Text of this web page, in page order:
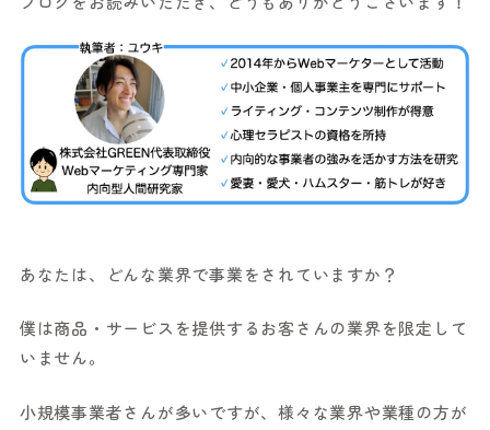
あなたは、どんな業界で事業をされていますか？
僕は商品・サービスを提供するお客さんの業界を限定して
いません。
小規模事業者さんが多いですが、様々な業界や業種の方が